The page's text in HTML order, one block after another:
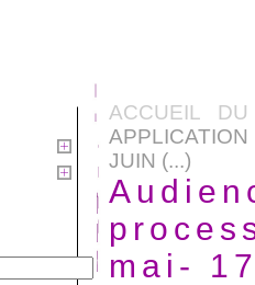
ACCUEIL
JUIN (...)
mai-